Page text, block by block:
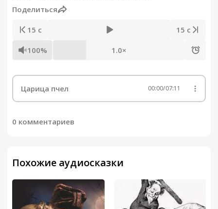
Поделиться
15 с 15 с
100% 1.0×
Царица пчел 00:00/07:11
0 комментариев
Похожие аудиосказки